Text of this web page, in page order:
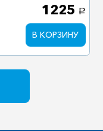
1225 a
В КОРЗИНУ